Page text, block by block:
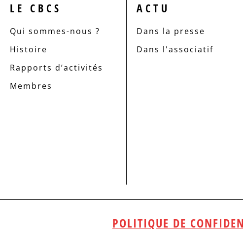
LE CBCS
Qui sommes-nous ?
Histoire
Rapports d’activités
Membres
ACTU
Dans la presse
Dans l'associatif
POLITIQUE DE